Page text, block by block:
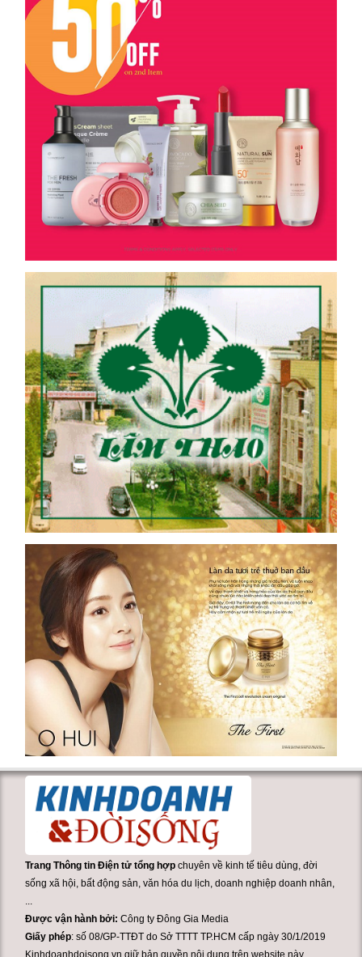
Trang Thông tin Điện tử tổng hợp chuyên về kinh tế tiêu dùng, đời
sống xã hội, bất động sản, văn hóa du lịch, doanh nghiệp doanh nhân,
Được vận hành bởi:Công ty Đông Gia Media
Giấy phép: số 08/GP-TTĐT do Sở TTTT TP.HCM cấp ngày 30/1/2019
Kinhdoanhdoisong.vn giữ bản quyền nội dung trên website này.